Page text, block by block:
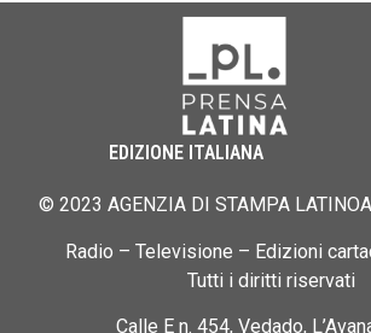
EDIZIONE ITALIANA
© 2023 AGENZIA DI STAMPA
Radio – Televisione – Edizioni
Tutti i diritti riservati
Calle E n. 454, Vedado,